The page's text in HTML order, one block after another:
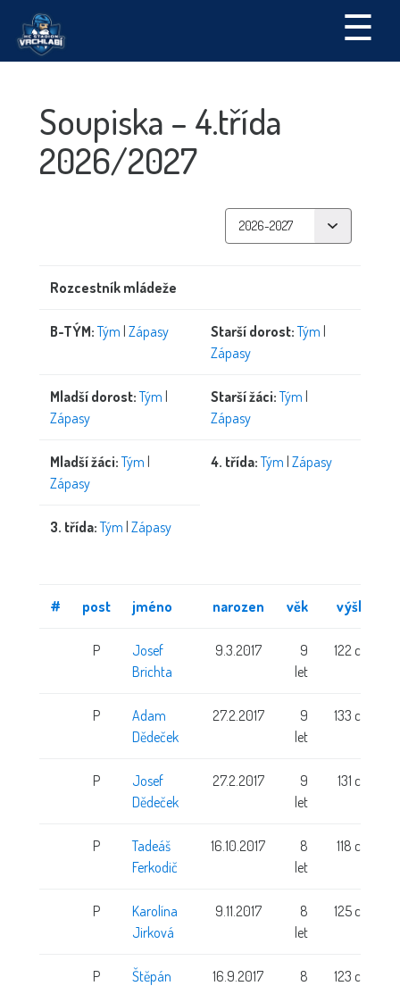
☰
Soupiska – 4.třída
2026/2027
Rozcestník mládeže
B-TÝM: Tým | Zápasy Starší dorost: Tým |
Zápasy
Mladší dorost: Tým |
Zápasy
Starší žáci: Tým |
Zápasy
Mladší žáci: Tým |
Zápasy
4. třída: Tým | Zápasy
3. třída: Tým | Zápasy
# post jméno narozen věk výška
P
Josef
Brichta
9.3.2017
9
let
122 cm
P
Adam
Dědeček
27.2.2017
9
let
133 cm
P
Josef
Dědeček
27.2.2017
9
let
131 cm
P
Tadeáš
Ferkodič
16.10.2017
8
let
118 cm
P
Karolína
Jirková
9.11.2017
8
let
125 cm
P
Štěpán
16.9.2017
8
123 cm